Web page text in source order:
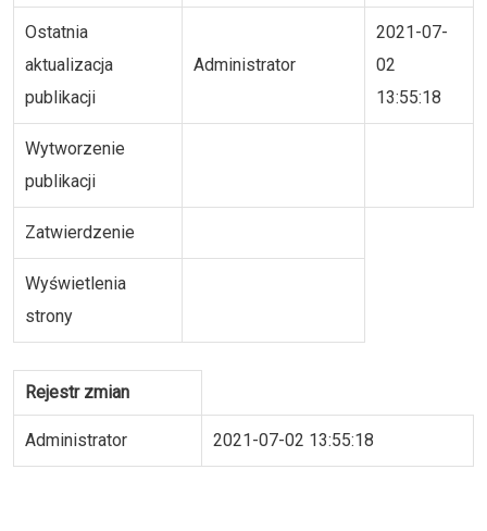
Ostatnia
aktualizacja
publikacji
Administrator
2021-07-
02
13:55:18
Wytworzenie
publikacji
Zatwierdzenie
Wyświetlenia
strony
Rejestr zmian
Administrator 2021-07-02 13:55:18